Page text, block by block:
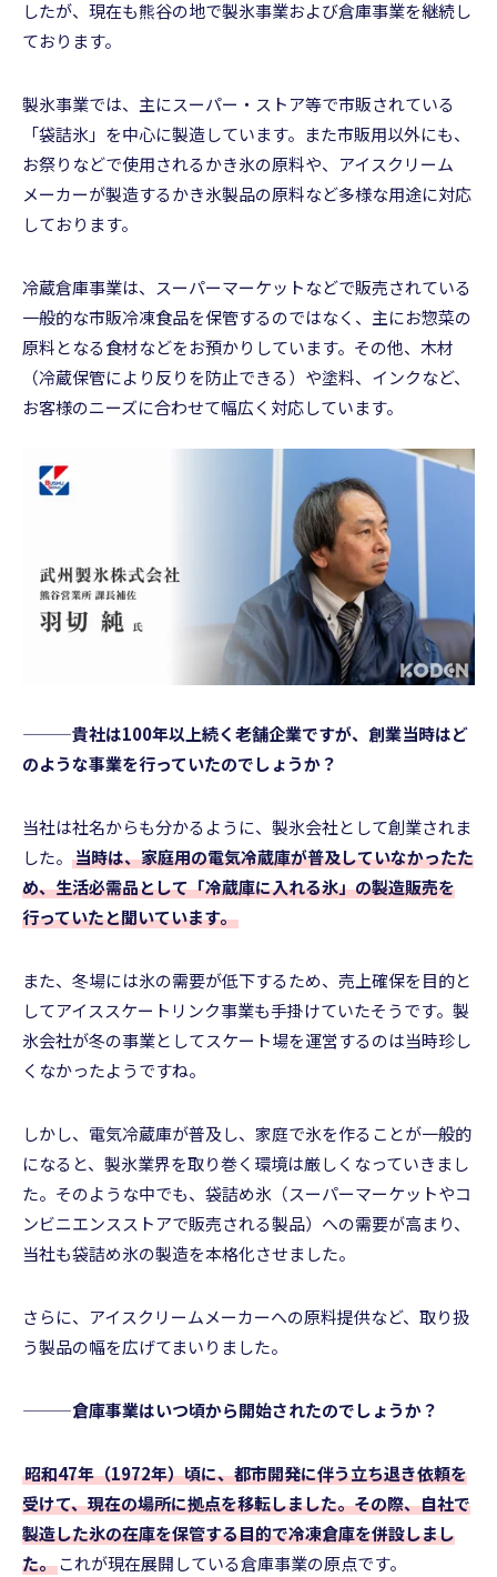
したが、現在も熊谷の地で製氷事業および倉庫事業を継続し
ております。
製氷事業では、主にスーパー・ストア等で市販されている
「袋詰氷」を中心に製造しています。また市販用以外にも、
お祭りなどで使用されるかき氷の原料や、アイスクリーム
メーカーが製造するかき氷製品の原料など多様な用途に対応
しております。
冷蔵倉庫事業は、スーパーマーケットなどで販売されている
一般的な市販冷凍食品を保管するのではなく、主にお惣菜の
原料となる食材などをお預かりしています。その他、木材
（冷蔵保管により反りを防止できる）や塗料、インクなど、
お客様のニーズに合わせて幅広く対応しています。
———貴社は100年以上続く老舗企業ですが、創業当時はど
のような事業を行っていたのでしょうか？
当社は社名からも分かるように、製氷会社として創業されま
した。 当時は、家庭用の電気冷蔵庫が普及していなかったた
め、生活必需品として「冷蔵庫に入れる氷」の製造販売を
行っていたと聞いています。
また、冬場には氷の需要が低下するため、売上確保を目的と
してアイススケートリンク事業も手掛けていたそうです。製
氷会社が冬の事業としてスケート場を運営するのは当時珍し
くなかったようですね。
しかし、電気冷蔵庫が普及し、家庭で氷を作ることが一般的
になると、製氷業界を取り巻く環境は厳しくなっていきまし
た。そのような中でも、袋詰め氷（スーパーマーケットやコ
ンビニエンスストアで販売される製品）への需要が高まり、
当社も袋詰め氷の製造を本格化させました。
さらに、アイスクリームメーカーへの原料提供など、取り扱
う製品の幅を広げてまいりました。
———倉庫事業はいつ頃から開始されたのでしょうか？
昭和47年（1972年）頃に、都市開発に伴う立ち退き依頼を
受けて、現在の場所に拠点を移転しました。その際、自社で
製造した氷の在庫を保管する目的で冷凍倉庫を併設しまし
た。これが現在展開している倉庫事業の原点です。